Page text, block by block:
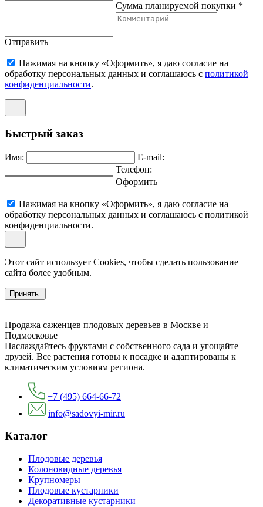
Сумма планируемой покупки *
Отправить
Нажимая на кнопку «Оформить», я даю согласие на
обработку персональных данных и соглашаюсь c политикой
конфиденциальности.
Быстрый заказ
Имя:
E-mail:
Телефон:
Оформить
Нажимая на кнопку «Оформить», я даю согласие на
обработку персональных данных и соглашаюсь c политикой
конфиденциальности.
Этот сайт использует Cookies, чтобы сделать пользование
сайта более удобным.
Принять.
Продажа саженцев плодовых деревьев в Москве и
Подмосковье
Наслаждайтесь фруктами с собственного сада и угощайте
друзей. Все растения готовы к посадке и адаптированы к
климатическим условиям региона.
+7 (495) 664-66-72
info@sadovyi-mir.ru
Каталог
Плодовые деревья
Колоновидные деревья
Крупномеры
Плодовые кустарники
Декоративные кустарники